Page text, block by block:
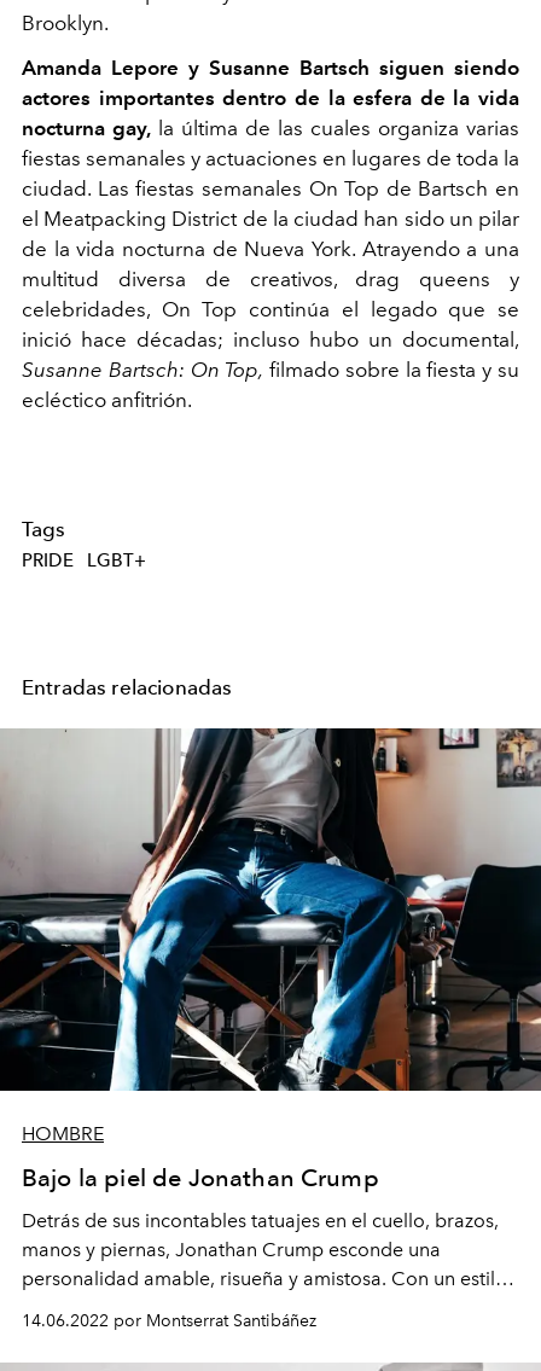
Brooklyn.
Amanda Lepore y Susanne Bartsch siguen siendo
actores importantes dentro de la esfera de la vida
nocturna gay, la última de las cuales organiza varias
fiestas semanales y actuaciones en lugares de toda la
ciudad. Las fiestas semanales On Top de Bartsch en
el Meatpacking District de la ciudad han sido un pilar
de la vida nocturna de Nueva York. Atrayendo a una
multitud diversa de creativos, drag queens y
celebridades, On Top continúa el legado que se
inició hace décadas; incluso hubo un documental,
Susanne Bartsch: On Top, filmado sobre la fiesta y su
ecléctico anfitrión.
Tags
PRIDE LGBT+
Entradas relacionadas
HOMBRE
Bajo la piel de Jonathan Crump
Detrás de sus incontables tatuajes en el cuello, brazos,
manos y piernas, Jonathan Crump esconde una
personalidad amable, risueña y amistosa. Con un estilo
chileno buscará dejar su marca en el mundo de la tinta
en Nueva York.
14.06.2022 por Montserrat Santibáñez